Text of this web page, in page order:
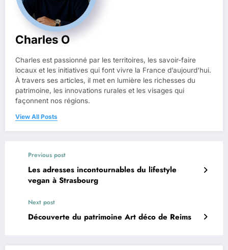
Charles O
Charles est passionné par les territoires, les savoir-faire
locaux et les initiatives qui font vivre la France d’aujourd’hui.
À travers ses articles, il met en lumière les richesses du
patrimoine, les innovations rurales et les visages qui
façonnent nos régions.
View All Posts
Previous post
Les adresses incontournables du lifestyle
vegan à Strasbourg
Next post
Découverte du patrimoine Art déco de Reims